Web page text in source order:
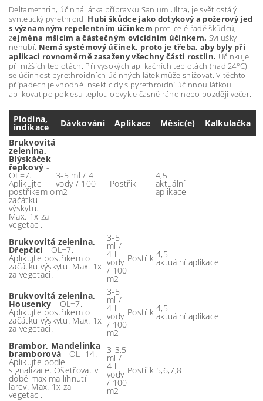
Deltamethrin, účinná látka přípravku Sanium Ultra, je světlostálý
syntetický pyrethroid. Hubí škůdce jako dotykový a požerový jed
s významným repelentním účinkem proti celé řadě škůdců,
zejména mšicím a částečným ovicidním účinkem. Svilušky
nehubí. Nemá systémový účinek, proto je třeba, aby byly při
aplikaci rovnoměrně zasaženy všechny části rostlin. Účinkuje i
při nižších teplotách. Při vysokých aplikačních teplotách (nad 24°C)
se účinnost pyrethroidních účinných látek může snižovat. V těchto
případech je vhodné insekticidy s pyrethroidní účinnou látkou
aplikovat po poklesu teplot, obvykle časně ráno nebo později večer.
Plodina,
indikace Dávkování Aplikace Měsíc(e)
Kalkulačka
Brukvovitá
zelenina,
Blýskáček
řepkový -
OL=7.
Aplikujte
postřikem o
začátku
výskytu.
Max. 1x za
vegetaci.
3-5 ml / 4 l
vody / 100
m2
Postřik
4,5
aktuální
aplikace
Brukvovitá zelenina,
Dřepčíci - OL=7.
Aplikujte postřikem o
začátku výskytu. Max. 1x
za vegetaci.
3-5
ml /
4 l
vody
/ 100
m2
Postřik 4,5
aktuální aplikace
Brukvovitá zelenina,
Housenky - OL=7.
Aplikujte postřikem o
začátku výskytu. Max. 1x
za vegetaci.
3-5
ml /
4 l
vody
/ 100
m2
Postřik 4,5
aktuální aplikace
Brambor, Mandelinka
bramborová - OL=14.
Aplikujte podle
signalizace. Ošetřovat v
době maxima líhnutí
larev. Max. 1x za
vegetaci.
3-3,5
ml /
4 l
vody
/ 100
m2
Postřik 5,6,7,8